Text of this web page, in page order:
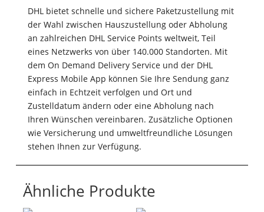
DHL bietet schnelle und sichere Paketzustellung mit
der Wahl zwischen Hauszustellung oder Abholung
an zahlreichen DHL Service Points weltweit, Teil
eines Netzwerks von über 140.000 Standorten. Mit
dem On Demand Delivery Service und der DHL
Express Mobile App können Sie Ihre Sendung ganz
einfach in Echtzeit verfolgen und Ort und
Zustelldatum ändern oder eine Abholung nach
Ihren Wünschen vereinbaren. Zusätzliche Optionen
wie Versicherung und umweltfreundliche Lösungen
stehen Ihnen zur Verfügung.
Ähnliche Produkte